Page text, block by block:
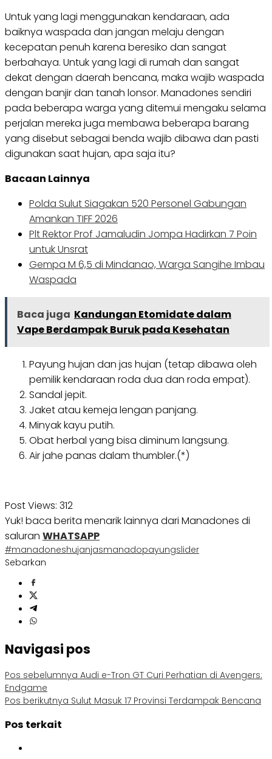
Untuk yang lagi menggunakan kendaraan, ada
baiknya waspada dan jangan melaju dengan
kecepatan penuh karena beresiko dan sangat
berbahaya. Untuk yang lagi di rumah dan sangat
dekat dengan daerah bencana, maka wajib waspada
dengan banjir dan tanah lonsor. Manadones sendiri
pada beberapa warga yang ditemui mengaku selama
perjalan mereka juga membawa beberapa barang
yang disebut sebagai benda wajib dibawa dan pasti
digunakan saat hujan, apa saja itu?
Bacaan Lainnya
Polda Sulut Siagakan 520 Personel Gabungan
Amankan TIFF 2026
Plt Rektor Prof Jamaludin Jompa Hadirkan 7 Poin
untuk Unsrat
Gempa M 6,5 di Mindanao, Warga Sangihe Imbau
Waspada
Baca juga Kandungan Etomidate dalam
Vape Berdampak Buruk pada Kesehatan
Payung hujan dan jas hujan (tetap dibawa oleh
pemilik kendaraan roda dua dan roda empat).
Sandal jepit.
Jaket atau kemeja lengan panjang.
Minyak kayu putih.
Obat herbal yang bisa diminum langsung.
Air jahe panas dalam thumbler.(*)
Post Views: 312
Yuk! baca berita menarik lainnya dari Manadones di
saluran WHATSAPP
#manadoneshujanjasmanadopayungslider
Sebarkan
Navigasi pos
Pos sebelumnya Audi e-Tron GT Curi Perhatian di Avengers:
Endgame
Pos berikutnya Sulut Masuk 17 Provinsi Terdampak Bencana
Pos terkait